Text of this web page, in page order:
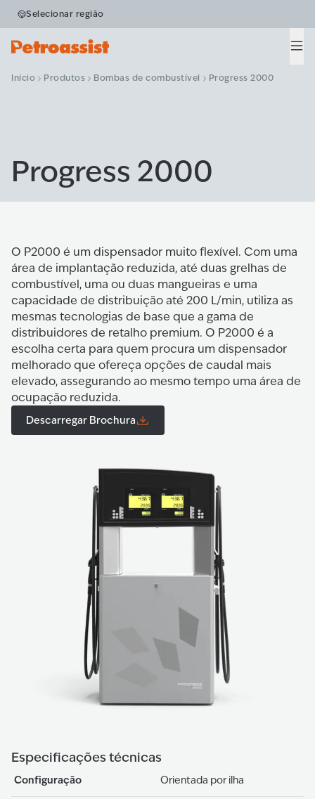
Selecionar região
Início Produtos Bombas de combustível Progress 2000
Progress 2000
O P2000 é um dispensador muito flexível. Com uma
área de implantação reduzida, até duas grelhas de
combustível, uma ou duas mangueiras e uma
capacidade de distribuição até 200 L/min, utiliza as
mesmas tecnologias de base que a gama de
distribuidores de retalho premium. O P2000 é a
escolha certa para quem procura um dispensador
melhorado que ofereça opções de caudal mais
elevado, assegurando ao mesmo tempo uma área de
ocupação reduzida.
Descarregar Brochura
Especificações técnicas
Configuração Orientada por ilha